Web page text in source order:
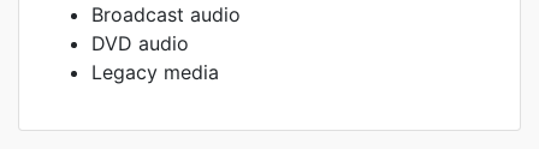
Broadcast audio
DVD audio
Legacy media